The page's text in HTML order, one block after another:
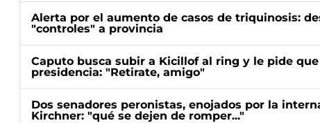
Alerta por el aumento de casos de triquinosis:
"controles" a provincia
Caputo busca subir a Kicillof al ring y le pide
presidencia: "Retirate, amigo"
Dos senadores peronistas, enojados por la
Kirchner: "qué se dejen de romper..."